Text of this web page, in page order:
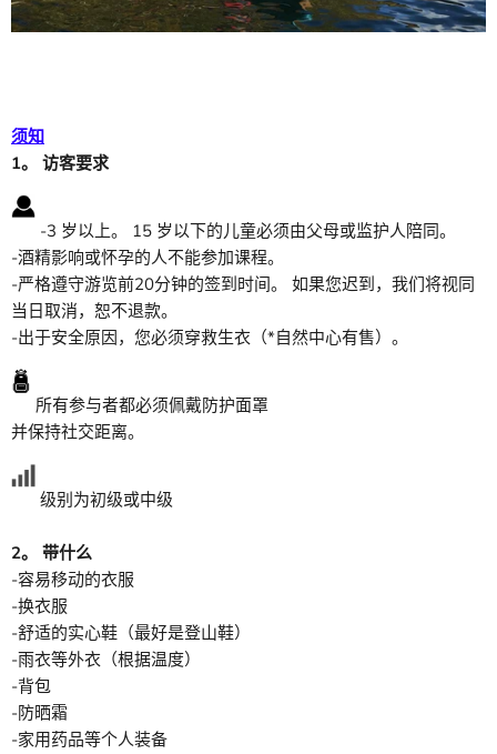
须知
1。 访客要求
-3 岁以上。 15 岁以下的儿童必须由父母或监护人陪同。
-酒精影响或怀孕的人不能参加课程。
-严格遵守游览前20分钟的签到时间。 如果您迟到，我们将视同
当日取消，恕不退款。
-出于安全原因，您必须穿救生衣（*自然中心有售）。
所有参与者都必须佩戴防护面罩
并保持社交距离。
级别为初级或中级
2。 带什么
-容易移动的衣服
-换衣服
-舒适的实心鞋（最好是登山鞋）
-雨衣等外衣（根据温度）
-背包
-防晒霜
-家用药品等个人装备